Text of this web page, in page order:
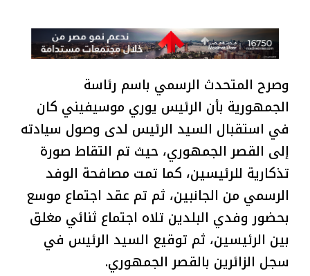
وصرح المتحدث الرسمي باسم رئاسة
الجمهورية بأن الرئيس يوري موسيفيني كان
في استقبال السيد الرئيس لدى وصول سيادته
إلى القصر الجمهوري، حيث تم التقاط صورة
تذكارية للرئيسين، كما تمت مصافحة الوفد
الرسمي من الجانبين، ثم تم عقد اجتماع موسع
بحضور وفدي البلدين تلاه اجتماع ثنائي مغلق
بين الرئيسين، ثم توقيع السيد الرئيس في
سجل الزائرين بالقصر الجمهوري.